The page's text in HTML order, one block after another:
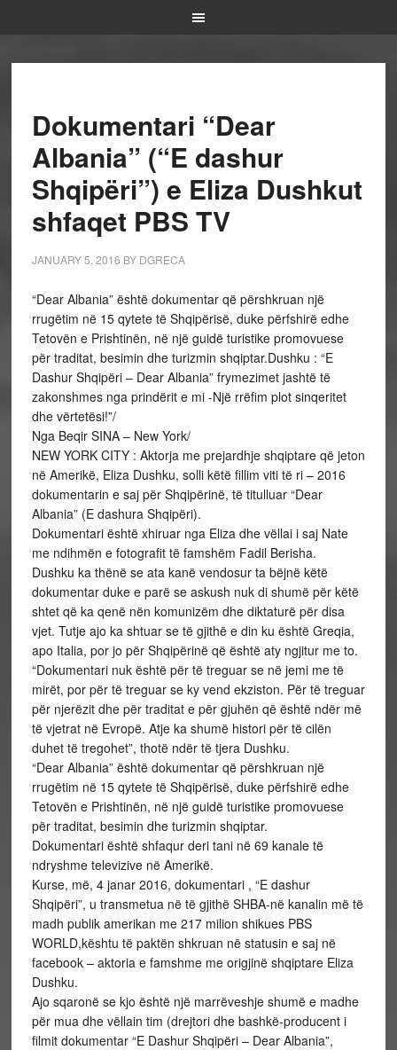
Dokumentari “Dear
Albania” (“E dashur
Shqipëri”) e Eliza Dushkut
shfaqet PBS TV
JANUARY 5, 2016 BY DGRECA
“Dear Albania” është dokumentar që përshkruan një
rrugëtim në 15 qytete të Shqipërisë, duke përfshirë edhe
Tetovën e Prishtinën, në një guidë turistike promovuese
për traditat, besimin dhe turizmin shqiptar.Dushku : “E
Dashur Shqipëri – Dear Albania” frymezimet jashtë të
zakonshmes nga prindërit e mi -Një rrëfim plot sinqeritet
dhe vërtetësi!”/
Nga Beqir SINA – New York/
NEW YORK CITY : Aktorja me prejardhje shqiptare që jeton
në Amerikë, Eliza Dushku, solli këtë fillim viti të ri – 2016
dokumentarin e saj për Shqipërinë, të titulluar “Dear
Albania” (E dashura Shqipëri).
Dokumentari është xhiruar nga Eliza dhe vëllai i saj Nate
me ndihmën e fotografit të famshëm Fadil Berisha.
Dushku ka thënë se ata kanë vendosur ta bëjnë këtë
dokumentar duke e parë se askush nuk di shumë për këtë
shtet që ka qenë nën komunizëm dhe diktaturë për disa
vjet. Tutje ajo ka shtuar se të gjithë e din ku është Greqia,
apo Italia, por jo për Shqipërinë që është aty ngjitur me to.
“Dokumentari nuk është për të treguar se në jemi me të
mirët, por për të treguar se ky vend ekziston. Për të treguar
për njerëzit dhe për traditat e për gjuhën që është ndër më
të vjetrat në Evropë. Atje ka shumë histori për të cilën
duhet të tregohet”, thotë ndër të tjera Dushku.
“Dear Albania” është dokumentar që përshkruan një
rrugëtim në 15 qytete të Shqipërisë, duke përfshirë edhe
Tetovën e Prishtinën, në një guidë turistike promovuese
për traditat, besimin dhe turizmin shqiptar.
Dokumentari është shfaqur deri tani në 69 kanale të
ndryshme televizive në Amerikë.
Kurse, më, 4 janar 2016, dokumentari , “E dashur
Shqipëri”, u transmetua në të gjithë SHBA-në kanalin më të
madh publik amerikan me 217 milion shikues PBS
WORLD,kështu të paktën shkruan në statusin e saj në
facebook – aktoria e famshme me origjinë shqiptare Eliza
Dushku.
Ajo sqaronë se kjo është një marrëveshje shumë e madhe
për mua dhe vëllain tim (drejtori dhe bashkë-producent i
filmit dokumentar “E Dashur Shqipëri – Dear Albania”,